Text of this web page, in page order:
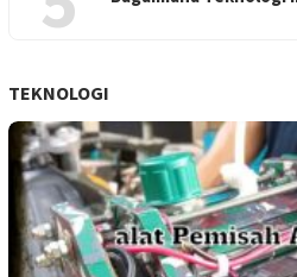
TEKNOLOGI